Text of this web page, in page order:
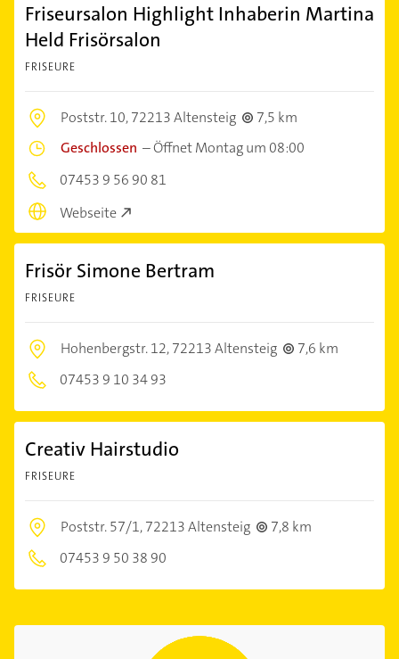
Friseursalon Highlight Inhaberin Martina
Held Frisörsalon
FRISEURE
Poststr. 10,72213 Altensteig
7,5 km
Geschlossen –Öffnet Montag um 08:00
07453 9 56 90 81
Webseite
Frisör Simone Bertram
FRISEURE
Hohenbergstr. 12,72213 Altensteig
7,6 km
07453 9 10 34 93
Creativ Hairstudio
FRISEURE
Poststr. 57/1,72213 Altensteig
7,8 km
07453 9 50 38 90